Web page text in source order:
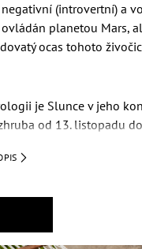
(introvertní) a
planetou Mars,
ocas tohoto
je Slunce v jeho
od 13. listopadu
působí pasivně a
z míry, ale na staré
a vrozený
nesnáší povrchní lidi.